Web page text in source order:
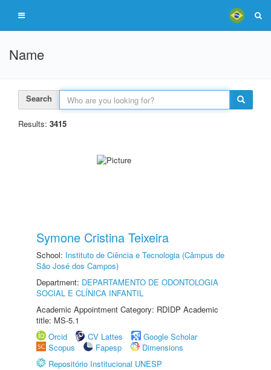
Name
Search
Results: 3415
Symone Cristina Teixeira
School: Instituto de Ciência e Tecnologia (Câmpus de
São José dos Campos)
Department: DEPARTAMENTO DE ODONTOLOGIA
SOCIAL E CLÍNICA INFANTIL
Academic Appointment Category: RDIDP Academic
title: MS-5.1
Orcid
CV Lattes
Google Scholar
Scopus
Fapesp
Dimensions
Repositório Institucional UNESP